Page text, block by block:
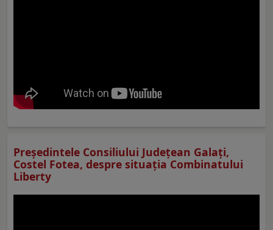
Preşedintele Consiliului Judeţean Galaţi,
Costel Fotea, despre situaţia Combinatului
Liberty